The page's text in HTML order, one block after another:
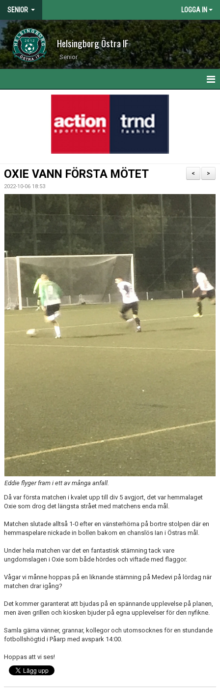
SENIOR LOGGA IN
Helsingborg Östra IF
Senior
TRUPPEN
BILDGALLERI
>
<
OXIE VANN FÖRSTA MÖTET
2022-10-06 18:53
Eddie flyger fram i ett av många anfall.
Då var första matchen i kvalet upp till div 5 avgjort, det var hemmalaget
Oxie som drog det längsta strået med matchens enda mål.
Matchen slutade alltså 1-0 efter en vänsterhörna på bortre stolpen där en
hemmaspelare nickade in bollen bakom en chanslös Ian i Östras mål.
Under hela matchen var det en fantastisk stämning tack vare
ungdomslagen i Oxie som både hördes och viftade med flaggor.
Vågar vi månne hoppas på en liknande stämning på Medevi på lördag när
matchen drar igång?
Det kommer garanterat att bjudas på en spännande upplevelse på planen,
men även grillen och kiosken bjuder på egna upplevelser för den nyfikne.
Samla gärna vänner, grannar, kollegor och utomsocknes för en stundande
fotbollshögtid i Påarp med avspark 14:00.
Hoppas att vi ses!